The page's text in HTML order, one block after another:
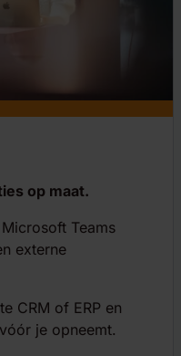
op maat.
Teams
externe
CRM of ERP en
je opneemt.